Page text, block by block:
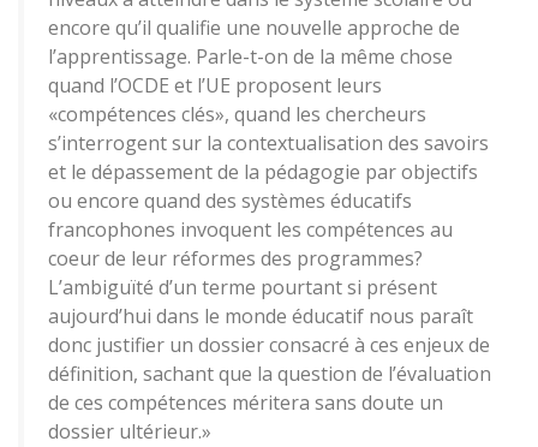
encore qu’il qualifie une nouvelle approche de
l’apprentissage. Parle-t-on de la même chose
quand l’OCDE et l’UE proposent leurs
«compétences clés», quand les chercheurs
s’interrogent sur la contextualisation des savoirs
et le dépassement de la pédagogie par objectifs
ou encore quand des systèmes éducatifs
francophones invoquent les compétences au
coeur de leur réformes des programmes?
L’ambiguïté d’un terme pourtant si présent
aujourd’hui dans le monde éducatif nous paraît
donc justifier un dossier consacré à ces enjeux de
définition, sachant que la question de l’évaluation
de ces compétences méritera sans doute un
dossier ultérieur.»